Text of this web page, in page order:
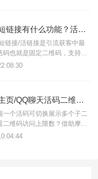
线二维码 (如:某客服加满50人
码随机展示 (如：所有客服随
3、
摩尔活码/短链接有什么功能？活码二维码/活链接如何在线生成？
链接/活链接是引流获客中最
也就是固定二维码，支持按
子码，并实现动态更新二维
一条活链接，可实时更改子链
链接这一个工具即可实现。支
型工具：活码二
QQ群/QQ主页/QQ聊天活码二维码如何创建？
一个活码可切换展示多个子二
维码访问上限数？借助摩尔
在线生成工具，可生成企微/个